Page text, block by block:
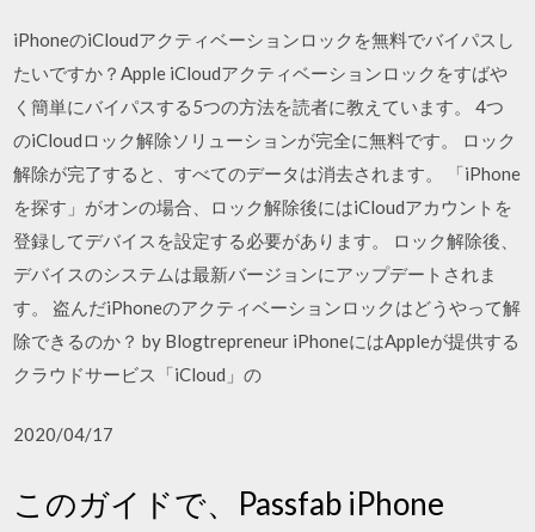
iPhoneのiCloudアクティベーションロックを無料でバイパスし
たいですか？Apple iCloudアクティベーションロックをすばや
く簡単にバイパスする5つの方法を読者に教えています。 4つ
のiCloudロック解除ソリューションが完全に無料です。 ロック
解除が完了すると、すべてのデータは消去されます。 「iPhone
を探す」がオンの場合、ロック解除後にはiCloudアカウントを
登録してデバイスを設定する必要があります。 ロック解除後、
デバイスのシステムは最新バージョンにアップデートされま
す。 盗んだiPhoneのアクティベーションロックはどうやって解
除できるのか？ by Blogtrepreneur iPhoneにはAppleが提供する
クラウドサービス「iCloud」の
2020/04/17
このガイドで、Passfab iPhone